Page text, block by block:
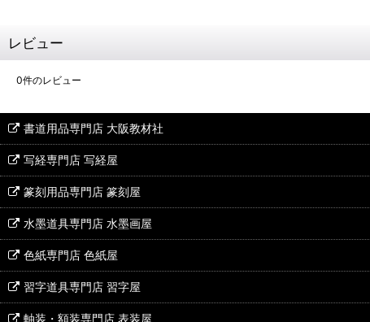
レビュー
0件のレビュー
書道用品専門店 大阪教材社
写経専門店 写経屋
篆刻用品専門店 篆刻屋
水墨道具専門店 水墨画屋
色紙専門店 色紙屋
習字道具専門店 習字屋
軸装・額装専門店 表装屋